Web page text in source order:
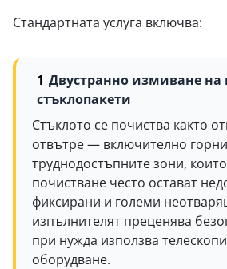
Стандартната услуга включва:
Двустранно измиване на
стъклопакети
Стъклото се почиства както
отвътре — включително
труднодостъпните зони,
почистване често остават
фиксирани и големи
изпълнителят преценява
при нужда използва
оборудване.